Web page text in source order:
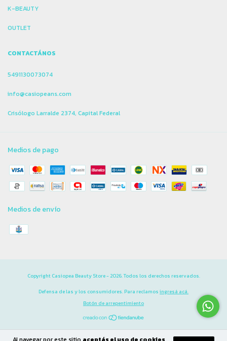
K-BEAUTY
OUTLET
CONTACTÁNOS
5491130073074
info@casiopeans.com
Crisólogo Larralde 2374, Capital Federal
Medios de pago
Medios de envío
Copyright Casiopea Beauty Store - 2026. Todos los derechos reservados.
Defensa de las y los consumidores. Para reclamos ingresá acá.
Botón de arrepentimiento